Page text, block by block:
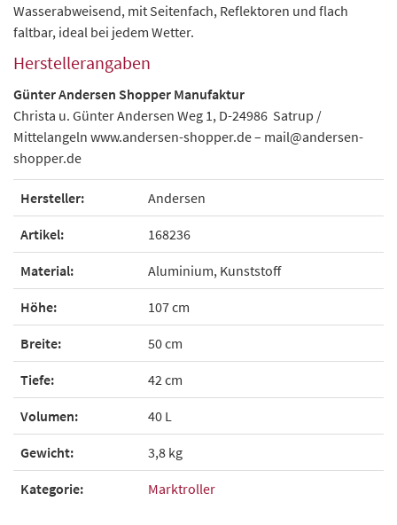
Wasserabweisend, mit Seitenfach, Reflektoren und flach
faltbar, ideal bei jedem Wetter.
Herstellerangaben
Günter Andersen Shopper Manufaktur
Christa u. Günter Andersen Weg 1, D-24986 Satrup /
Mittelangeln www.andersen-shopper.de – mail@andersen-
shopper.de
Hersteller: Andersen
Artikel: 168236
Material: Aluminium, Kunststoff
Höhe: 107 cm
Breite: 50 cm
Tiefe: 42 cm
Volumen: 40 L
Gewicht: 3,8 kg
Kategorie: Marktroller